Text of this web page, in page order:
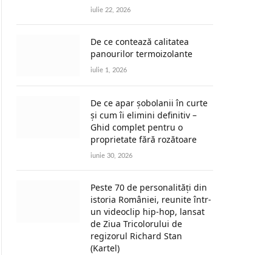
iulie 22, 2026
De ce contează calitatea
panourilor termoizolante
iulie 1, 2026
De ce apar șobolanii în curte
și cum îi elimini definitiv –
Ghid complet pentru o
proprietate fără rozătoare
iunie 30, 2026
Peste 70 de personalități din
istoria României, reunite într-
un videoclip hip-hop, lansat
de Ziua Tricolorului de
regizorul Richard Stan
(Kartel)